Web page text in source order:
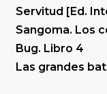
Servitud [Ed.
Sangoma. Los
Bug. Libro 4
Las grandes